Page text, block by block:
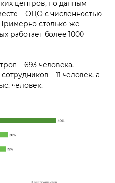
центров, по данным
– ОЦО с численностью
столько-же
работает более 1000
– 693 человека,
– 11 человек, а
человек.